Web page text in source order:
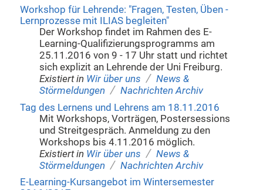
Workshop für Lehrende: "Fragen, Testen, Üben -
Lernprozesse mit ILIAS begleiten"
Der Workshop findet im Rahmen des E-
Learning-Qualifizierungsprogramms am
25.11.2016 von 9 - 17 Uhr statt und richtet
sich explizit an Lehrende der Uni Freiburg.
Existiert in Wir über uns / News &
Störmeldungen / Nachrichten Archiv
Tag des Lernens und Lehrens am 18.11.2016
Mit Workshops, Vorträgen, Postersessions
und Streitgespräch. Anmeldung zu den
Workshops bis 4.11.2016 möglich.
Existiert in Wir über uns / News &
Störmeldungen / Nachrichten Archiv
E-Learning-Kursangebot im Wintersemester